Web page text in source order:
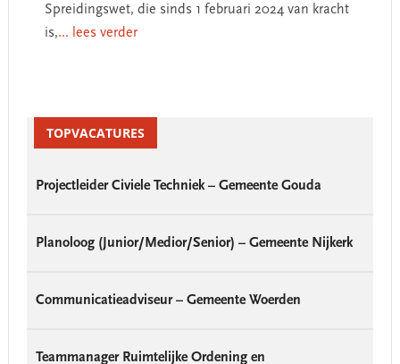
Spreidingswet, die sinds 1 februari 2024 van kracht
is,... lees verder
SidebarTOPVACATURES
Projectleider Civiele Techniek – Gemeente Gouda
Planoloog (Junior/Medior/Senior) – Gemeente Nijkerk
Communicatieadviseur – Gemeente Woerden
Teammanager Ruimtelijke Ordening en